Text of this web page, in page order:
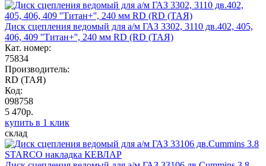
Диск сцепления ведомый для а/м ГАЗ 3302, 3110 дв.402, 405,
406, 409 ''Титан+'', 240 мм RD (RD (ТАЯ)
Кат. номер:
75834
Производитель:
RD (ТАЯ)
Код:
098758
5 470р.
купить в 1 клик
склад